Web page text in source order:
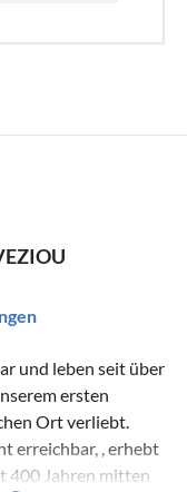
und leben seit über
ersten
Ort verliebt.
erreichbar, , erhebt
400 Jahren mitten